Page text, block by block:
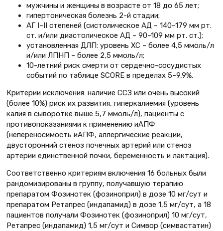
мужчины и женщины в возрасте от 18 до 65 лет;
гипертоническая болезнь 2-й стадии;
АГ I–II степеней (систолическое АД – 140–179 мм рт.
ст. и/или диастолическое АД – 90–109 мм рт. ст.);
установленная ДЛП: уровень ХС – более 4,5 ммоль/л
и/или ЛПНП – более 2,5 ммоль/л;
10-летний риск смерти от сердечно-сосудистых
событий по таблице SCORE в пределах 5–9,9%.
Критерии исключения: наличие ССЗ или очень высокий
(более 10%) риск их развития, гиперкалиемия (уровень
калия в сыворотке выше 5,7 ммоль/л), пациенты с
противопоказаниями к применению иАПФ
(непереносимость иАПФ, аллергические реакции,
двусторонний стеноз почечных артерий или стеноз
артерии единственной почки, беременность и лактация).
Соответственно критериям включения 16 больных были
рандомизированы в группу, получавшую терапию
препаратом Фозинотек (фозиноприл) в дозе 10 мг/сут и
препаратом Ретапрес (индапамид) в дозе 1,5 мг/сут, а 18
пациентов получали Фозинотек (фозиноприл) 10 мг/сут,
Ретапрес (индапамид) 1,5 мг/сут и Симвор (симвастатин)